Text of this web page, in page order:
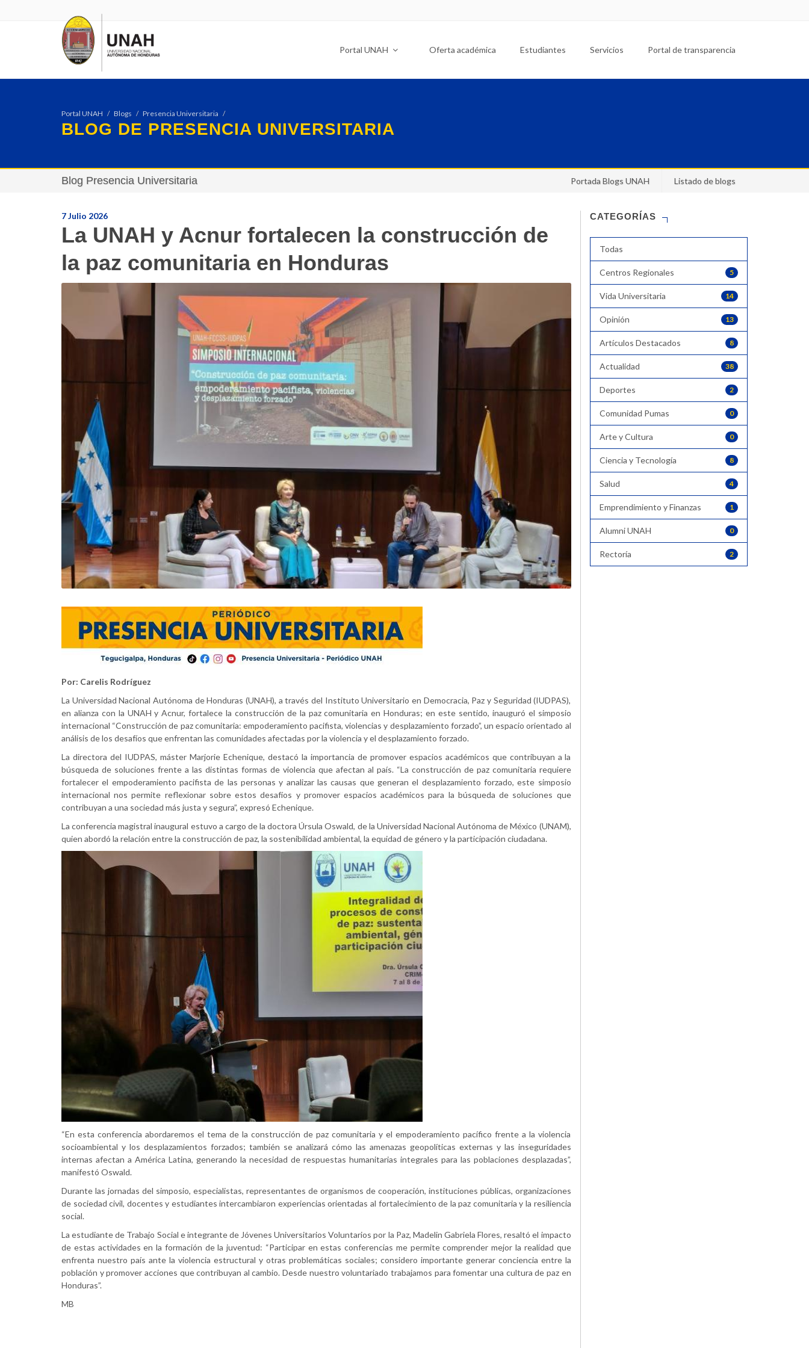
Portal UNAH Oferta académica Estudiantes Servicios Portal de transparencia
Portal UNAH Blogs Presencia Universitaria
BLOG DE PRESENCIA UNIVERSITARIA
Blog Presencia Universitaria Portada Blogs UNAH Listado de blogs
7 Julio 2026
La UNAH y Acnur fortalecen la construcción de
la paz comunitaria en Honduras
Por: Carelis Rodríguez
La Universidad Nacional Autónoma de Honduras (UNAH), a través del Instituto Universitario en Democracia, Paz y Seguridad (IUDPAS),
en alianza con la UNAH y Acnur, fortalece la construcción de la paz comunitaria en Honduras; en este sentido, inauguró el simposio
internacional “Construcción de paz comunitaria: empoderamiento pacifista, violencias y desplazamiento forzado”, un espacio orientado al
análisis de los desafíos que enfrentan las comunidades afectadas por la violencia y el desplazamiento forzado.
La directora del IUDPAS, máster Marjorie Echenique, destacó la importancia de promover espacios académicos que contribuyan a la
búsqueda de soluciones frente a las distintas formas de violencia que afectan al país. “La construcción de paz comunitaria requiere
fortalecer el empoderamiento pacifista de las personas y analizar las causas que generan el desplazamiento forzado, este simposio
internacional nos permite reflexionar sobre estos desafíos y promover espacios académicos para la búsqueda de soluciones que
contribuyan a una sociedad más justa y segura”, expresó Echenique.
La conferencia magistral inaugural estuvo a cargo de la doctora Úrsula Oswald, de la Universidad Nacional Autónoma de México (UNAM),
quien abordó la relación entre la construcción de paz, la sostenibilidad ambiental, la equidad de género y la participación ciudadana.
“En esta conferencia abordaremos el tema de la construcción de paz comunitaria y el empoderamiento pacífico frente a la violencia
socioambiental y los desplazamientos forzados; también se analizará cómo las amenazas geopolíticas externas y las inseguridades
internas afectan a América Latina, generando la necesidad de respuestas humanitarias integrales para las poblaciones desplazadas”,
manifestó Oswald.
Durante las jornadas del simposio, especialistas, representantes de organismos de cooperación, instituciones públicas, organizaciones
de sociedad civil, docentes y estudiantes intercambiaron experiencias orientadas al fortalecimiento de la paz comunitaria y la resiliencia
social.
La estudiante de Trabajo Social e integrante de Jóvenes Universitarios Voluntarios por la Paz, Madelin Gabriela Flores, resaltó el impacto
de estas actividades en la formación de la juventud: “Participar en estas conferencias me permite comprender mejor la realidad que
enfrenta nuestro país ante la violencia estructural y otras problemáticas sociales; considero importante generar conciencia entre la
población y promover acciones que contribuyan al cambio. Desde nuestro voluntariado trabajamos para fomentar una cultura de paz en
Honduras”.
MB
CATEGORÍAS
Todas
5
Centros Regionales
14
Vida Universitaria
13
Opinión
8
Artículos Destacados
38
Actualidad
2
Deportes
0
Comunidad Pumas
0
Arte y Cultura
8
Ciencia y Tecnología
4
Salud
1
Emprendimiento y Finanzas
0
Alumni UNAH
2
Rectoría